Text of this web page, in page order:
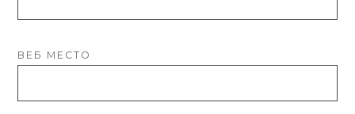
ВЕБ МЕСТО